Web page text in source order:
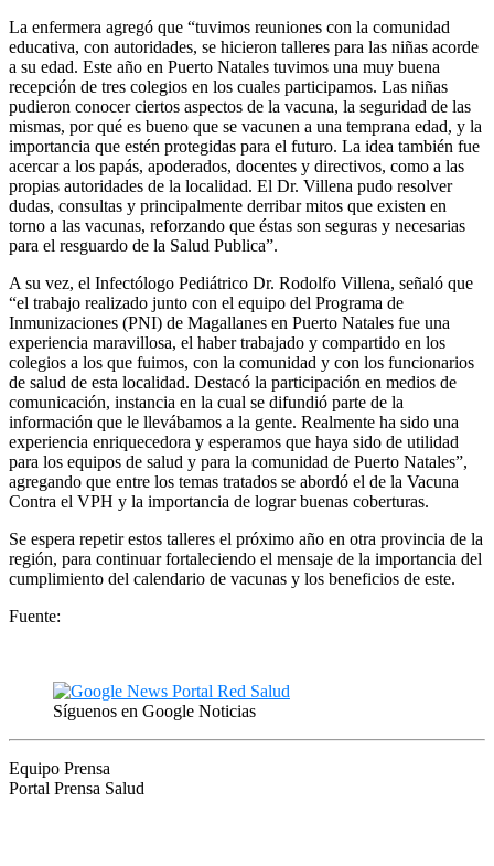
La enfermera agregó que “tuvimos reuniones con la comunidad
educativa, con autoridades, se hicieron talleres para las niñas acorde
a su edad. Este año en Puerto Natales tuvimos una muy buena
recepción de tres colegios en los cuales participamos. Las niñas
pudieron conocer ciertos aspectos de la vacuna, la seguridad de las
mismas, por qué es bueno que se vacunen a una temprana edad, y la
importancia que estén protegidas para el futuro. La idea también fue
acercar a los papás, apoderados, docentes y directivos, como a las
propias autoridades de la localidad. El Dr. Villena pudo resolver
dudas, consultas y principalmente derribar mitos que existen en
torno a las vacunas, reforzando que éstas son seguras y necesarias
para el resguardo de la Salud Publica”.
A su vez, el Infectólogo Pediátrico Dr. Rodolfo Villena, señaló que
“el trabajo realizado junto con el equipo del Programa de
Inmunizaciones (PNI) de Magallanes en Puerto Natales fue una
experiencia maravillosa, el haber trabajado y compartido en los
colegios a los que fuimos, con la comunidad y con los funcionarios
de salud de esta localidad. Destacó la participación en medios de
comunicación, instancia en la cual se difundió parte de la
información que le llevábamos a la gente. Realmente ha sido una
experiencia enriquecedora y esperamos que haya sido de utilidad
para los equipos de salud y para la comunidad de Puerto Natales”,
agregando que entre los temas tratados se abordó el de la Vacuna
Contra el VPH y la importancia de lograr buenas coberturas.
Se espera repetir estos talleres el próximo año en otra provincia de la
región, para continuar fortaleciendo el mensaje de la importancia del
cumplimiento del calendario de vacunas y los beneficios de este.
Fuente:
Síguenos en Google Noticias
Equipo Prensa
Portal Prensa Salud